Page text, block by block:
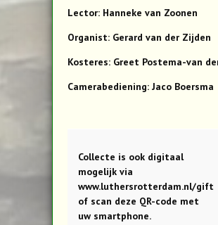
Lector: Hanneke van Zoonen
Organist: Gerard van der Zijden
Kosteres: Greet Postema-van
Camerabediening: Jaco Boersma
Collecte is ook digitaal
mogelijk via
www.luthersrotterdam.nl/gift
of scan deze QR-code met
uw smartphone.